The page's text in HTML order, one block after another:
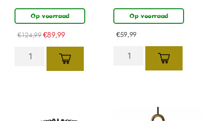
Op voorraad
€124,99 €89,99
Op voorraad
€59,99